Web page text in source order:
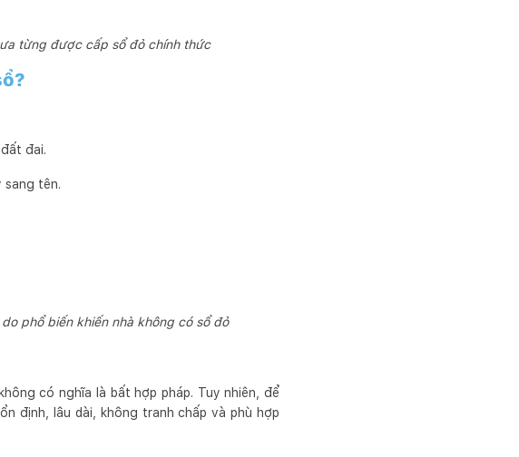
từng được cấp sổ đỏ chính thức
đai.
sang tên.
phổ biến khiến nhà không có sổ đỏ
có nghĩa là bất hợp pháp. Tuy nhiên, để
định, lâu dài, không tranh chấp và phù hợp